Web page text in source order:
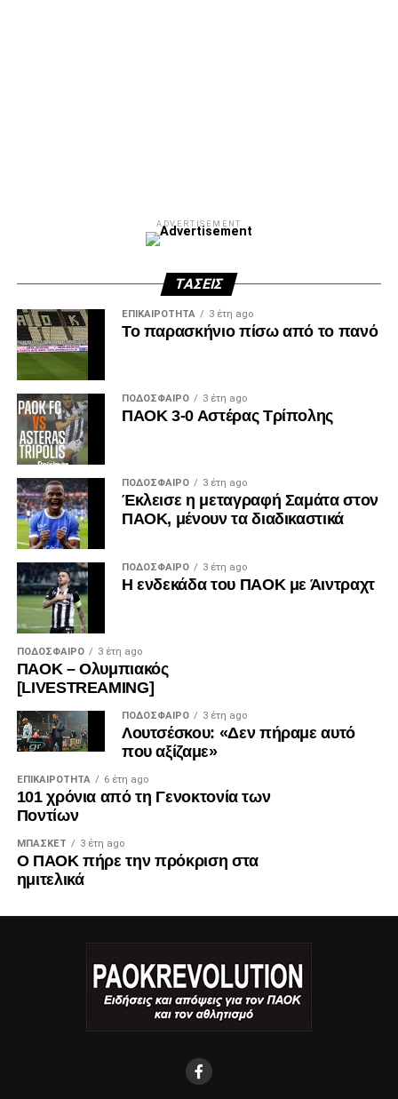
ADVERTISEMENT
ΤΆΣΕΙΣ
ΕΠΙΚΑΙΡΌΤΗΤΑ 3 έτη ago
Το παρασκήνιο πίσω από το πανό
ΠΟΔΌΣΦΑΙΡΟ 3 έτη ago
ΠΑΟΚ 3-0 Αστέρας Τρίπολης
ΠΟΔΌΣΦΑΙΡΟ 3 έτη ago
Έκλεισε η μεταγραφή Σαμάτα στον
ΠΑΟΚ, μένουν τα διαδικαστικά
ΠΟΔΌΣΦΑΙΡΟ 3 έτη ago
Η ενδεκάδα του ΠΑΟΚ με Άιντραχτ
ΠΟΔΌΣΦΑΙΡΟ 3 έτη ago
ΠΑΟΚ – Ολυμπιακός
[LIVESTREAMING]
ΠΟΔΌΣΦΑΙΡΟ 3 έτη ago
Λουτσέσκου: «Δεν πήραμε αυτό
που αξίζαμε»
ΕΠΙΚΑΙΡΌΤΗΤΑ 6 έτη ago
101 χρόνια από τη Γενοκτονία των
Ποντίων
ΜΠΆΣΚΕΤ 3 έτη ago
Ο ΠΑΟΚ πήρε την πρόκριση στα
ημιτελικά